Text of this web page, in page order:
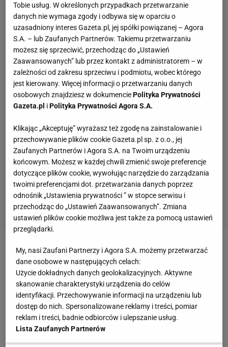
Zobacz wideoMilik o biologicznym ojcu: Nie szukam
z nim kontaktu
Nie żyje Patryk Hebel. Miał 27 lat
W czwartek 12 stycznia Silesian MMA przekazała
Tobie usług. W określonych przypadkach przetwarzanie
danych nie wymaga zgody i odbywa się w oparciu o
uzasadniony interes Gazeta.pl, jej spółki powiązanej – Agora
S.A. – lub Zaufanych Partnerów. Takiemu przetwarzaniu
możesz się sprzeciwić, przechodząc do „Ustawień
Zaawansowanych” lub przez kontakt z administratorem – w
zależności od zakresu sprzeciwu i podmiotu, wobec którego
jest kierowany. Więcej informacji o przetwarzaniu danych
osobowych znajdziesz w dokumenciePolityka Prywatności
Gazeta.pl iPolityka Prywatności Agora S.A.
Klikając „Akceptuję” wyrażasz też zgodę na zainstalowanie i
przechowywanie plików cookie Gazeta.pl sp. z o.o., jej
Zaufanych Partnerów i Agora S.A. na Twoim urządzeniu
końcowym. Możesz w każdej chwili zmienić swoje preferencje
dotyczące plików cookie, wywołując narzędzie do zarządzania
twoimi preferencjami dot. przetwarzania danych poprzez
odnośnik „Ustawienia prywatności ” w stopce serwisu i
przechodząc do „Ustawień Zaawansowanych”. Zmiana
ustawień plików cookie możliwa jest także za pomocą ustawień
przeglądarki.
My, nasi Zaufani Partnerzy i Agora S.A. możemy przetwarzać
dane osobowe w następujących celach:
Użycie dokładnych danych geolokalizacyjnych. Aktywne
skanowanie charakterystyki urządzenia do celów
identyfikacji. Przechowywanie informacji na urządzeniu lub
dostęp do nich. Spersonalizowane reklamy i treści, pomiar
reklam i treści, badnie odbiorców i ulepszanie usług.
Lista Zaufanych Partnerów